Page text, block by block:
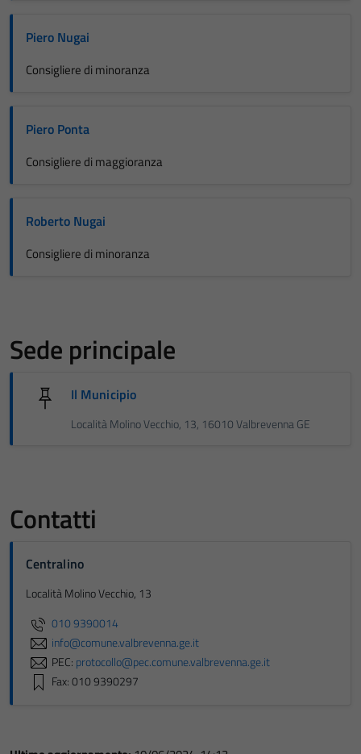
Piero Nugai
Consigliere di minoranza
Piero Ponta
Consigliere di maggioranza
Roberto Nugai
Consigliere di minoranza
Sede principale
Il Municipio
Località Molino Vecchio, 13, 16010 Valbrevenna GE
Contatti
Centralino
Località Molino Vecchio, 13
010 9390014
info@comune.valbrevenna.ge.it
PEC: protocollo@pec.comune.valbrevenna.ge.it
Fax: 010 9390297